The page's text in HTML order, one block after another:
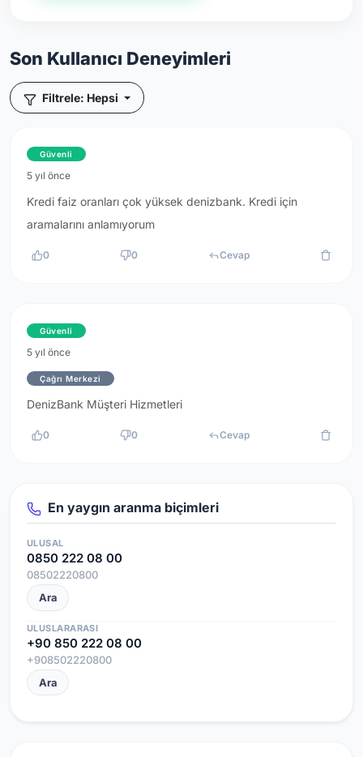
Son Kullanıcı Deneyimleri
Filtrele: Hepsi
Güvenli
5 yıl önce
Kredi faiz oranları çok yüksek denizbank. Kredi için
aramalarını anlamıyorum
0 0 Cevap
Güvenli
5 yıl önce
Çağrı Merkezi
DenizBank Müşteri Hizmetleri
0 0 Cevap
En yaygın aranma biçimleri
ULUSAL
0850 222 08 00
08502220800
Ara
ULUSLARARASI
+90 850 222 08 00
+908502220800
Ara